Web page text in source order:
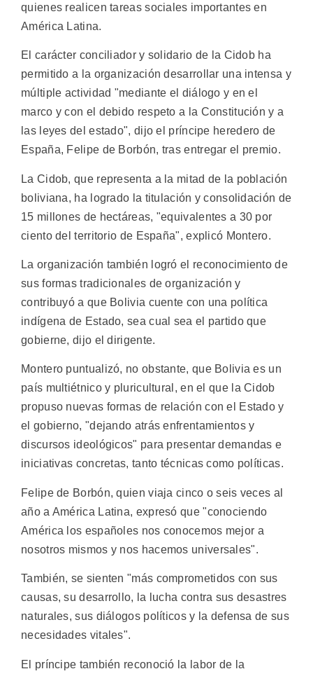
quienes realicen tareas sociales importantes en
América Latina.
El carácter conciliador y solidario de la Cidob ha
permitido a la organización desarrollar una intensa y
múltiple actividad "mediante el diálogo y en el
marco y con el debido respeto a la Constitución y a
las leyes del estado", dijo el príncipe heredero de
España, Felipe de Borbón, tras entregar el premio.
La Cidob, que representa a la mitad de la población
boliviana, ha logrado la titulación y consolidación de
15 millones de hectáreas, "equivalentes a 30 por
ciento del territorio de España", explicó Montero.
La organización también logró el reconocimiento de
sus formas tradicionales de organización y
contribuyó a que Bolivia cuente con una política
indígena de Estado, sea cual sea el partido que
gobierne, dijo el dirigente.
Montero puntualizó, no obstante, que Bolivia es un
país multiétnico y pluricultural, en el que la Cidob
propuso nuevas formas de relación con el Estado y
el gobierno, "dejando atrás enfrentamientos y
discursos ideológicos" para presentar demandas e
iniciativas concretas, tanto técnicas como políticas.
Felipe de Borbón, quien viaja cinco o seis veces al
año a América Latina, expresó que "conociendo
América los españoles nos conocemos mejor a
nosotros mismos y nos hacemos universales".
También, se sienten "más comprometidos con sus
causas, su desarrollo, la lucha contra sus desastres
naturales, sus diálogos políticos y la defensa de sus
necesidades vitales".
El príncipe también reconoció la labor de la